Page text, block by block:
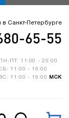
ПН-ПТ: 11:00 - 20:00
11:00 - 19:00
ВС: 11:00 - 19:00
МСК
в Санкт-Петербурге
65-55